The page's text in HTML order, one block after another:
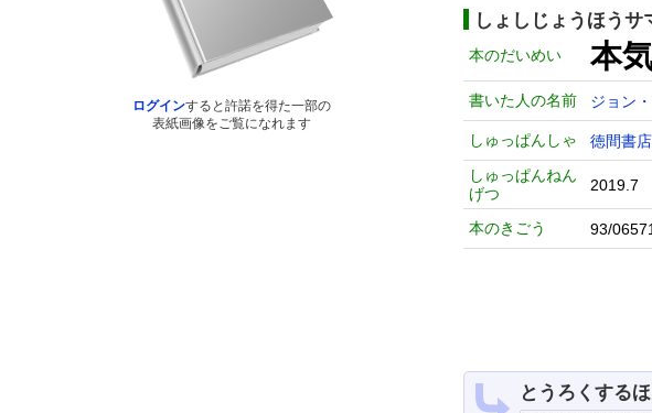
ログインすると許諾を得た一部の
表紙画像をご覧になれます
しょしじょうほうサ
本のだいめい 本
書いた人の名前 ジョン
しゅっぱんしゃ
徳間書店
しゅっぱんねん
げつ
2019.7
本のきごう 93/
とうろくする